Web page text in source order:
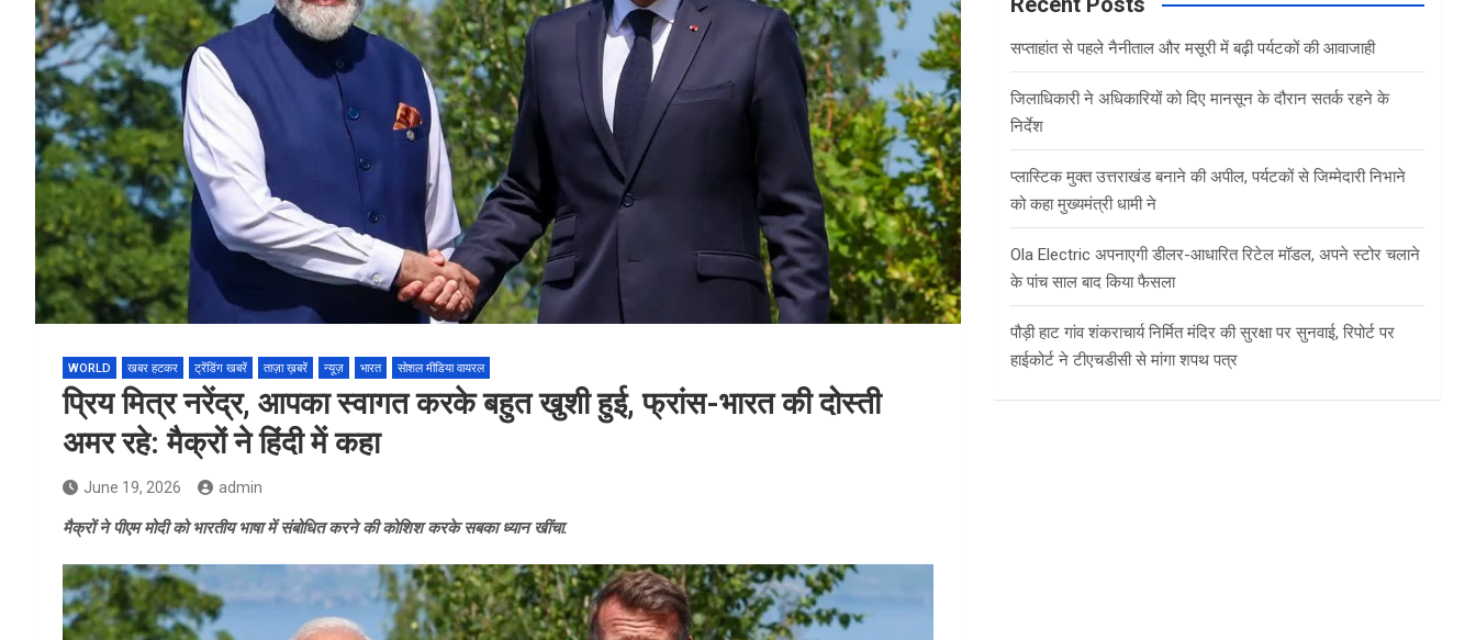
WORLD खबर हटकर ट्रेंडिंग खबरें ताज़ा ख़बरें न्यूज़ भारत सोशल मीडिया वायरल
प्रिय मित्र नरेंद्र, आपका स्वागत करके बहुत खुशी हुई, फ्रांस-भारत की दोस्ती
अमर रहे: मैक्रों ने हिंदी में कहा
June 19, 2026 admin
मैक्रों ने पीएम मोदी को भारतीय भाषा में संबोधित करने की कोशिश करके सबका ध्यान खींचा.
सप्ताहांत से पहले नैनीताल और मसूरी में बढ़ी पर्यटकों की आवाजाही
जिलाधिकारी ने अधिकारियों को दिए मानसून के दौरान सतर्क रहने के
निर्देश
प्लास्टिक मुक्त उत्तराखंड बनाने की अपील, पर्यटकों से जिम्मेदारी निभाने
को कहा मुख्यमंत्री धामी ने
Ola Electric अपनाएगी डीलर-आधारित रिटेल मॉडल, अपने स्टोर चलाने
के पांच साल बाद किया फैसला
पौड़ी हाट गांव शंकराचार्य निर्मित मंदिर की सुरक्षा पर सुनवाई, रिपोर्ट पर
हाईकोर्ट ने टीएचडीसी से मांगा शपथ पत्र